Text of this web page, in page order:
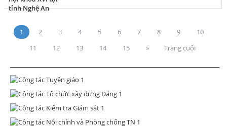
1 2 3 4 5 6 7 8 9
10
11
12 13 14 15 » Trang cuối